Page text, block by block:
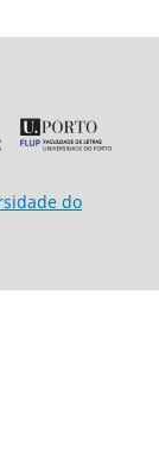
do